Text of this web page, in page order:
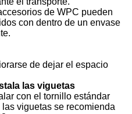
de WPC pueden
con dentro de un envase
de dejar el espacio
las viguetas
con el tornillo estándar
viguetas se recomienda